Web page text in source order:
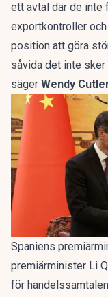
ett avtal där de inte
exportkontroller och
position att göra
såvida det inte sker
säger Wendy
Spaniens
premiärminister Li
för